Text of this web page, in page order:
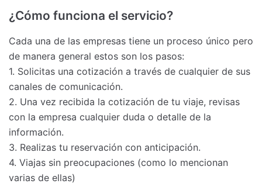
¿Cómo funciona el servicio?
Cada una de las empresas tiene un proceso único pero
de manera general estos son los pasos:
1. Solicitas una cotización a través de cualquier de sus
canales de comunicación.
2. Una vez recibida la cotización de tu viaje, revisas
con la empresa cualquier duda o detalle de la
información.
3. Realizas tu reservación con anticipación.
4. Viajas sin preocupaciones (como lo mencionan
varias de ellas)